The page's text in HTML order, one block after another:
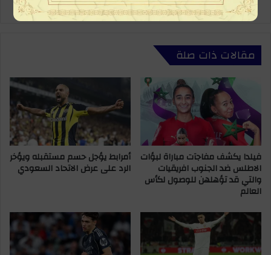
تصريحات توفيق بوعشرين تخرج محاميه للرد
مقالات ذات صلة
فيلدا يكشف مفاجآت مباراة لبؤات
الاطلس ضد الجنوب افريقيات
والتي قد تؤهلهن للوصول لكأس
العالم
أمرابط يؤجل حسم مستقبله ويؤخر
الرد على عرض الاتحاد السعودي